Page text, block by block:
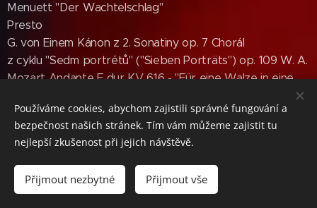
Menuett "Der Wachtelschlag"
Presto
G. von Einem Kánon z 2. Sonatiny op. 7 Chorál
z cyklu "Sedm portrétů" ("Sieben Porträts") op. 109 W. A.
Mozart Andante F dur KV 616 - "Für eine Walze in eine
Toccatina D. Zipoli All'Elevazione
All'Offertorio
21. 7. 2018 (sobota), kostel
Nanebevzetí Panny Marie -
Používáme cookies, abychom zajistili správné fungování a
bezpečnost našich stránek. Tím vám můžeme zajistit tu
nejlepší zkušenost při jejich návštěvě.
Přijmout nezbytné Přijmout vše